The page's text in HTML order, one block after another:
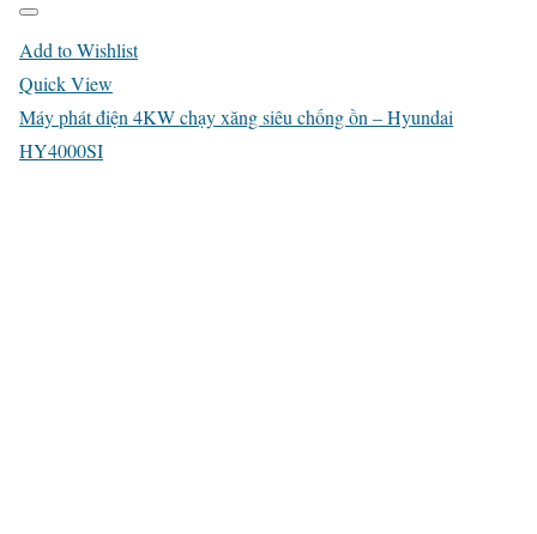
Add to Wishlist
Quick View
Máy phát điện 4KW chạy xăng siêu chống ồn – Hyundai
HY4000SI